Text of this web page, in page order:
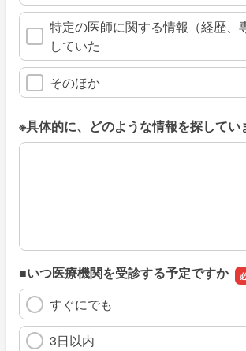
特定の医師に関する情報（経歴、
していた
そのほか
※具体的に、どのような情報を探してい
※具体的に、どのような情報を探してい
■いつ医療機関を受診する予定ですか
すぐにでも
3日以内